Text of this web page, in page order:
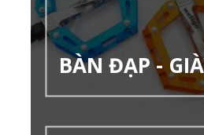
BÀN ĐẠP -